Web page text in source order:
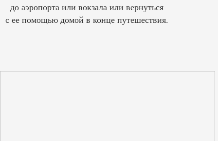
до аэропорта или вокзала или вернуться
с ее помощью домой в конце путешествия.